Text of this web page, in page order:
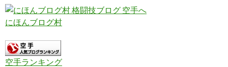
にほんブログ村
空手ランキング